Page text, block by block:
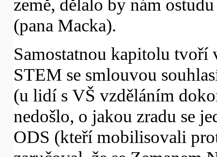
země, dělalo by nám
(pana Macka).
Samostatnou kapitolu
STEM se smlouvou
(u lidí s VŠ vzděláním
nedošlo, o jakou zradu se
ODS (kteří mobilisovali